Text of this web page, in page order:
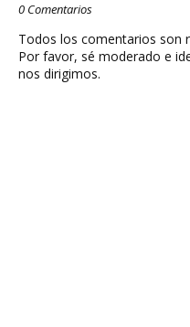
0 Comentarios
Todos los comentarios son
Por favor, sé moderado e
nos dirigimos.